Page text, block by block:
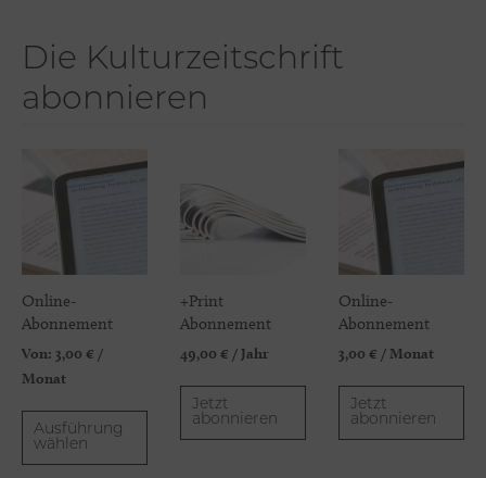
Die Kulturzeitschrift
abonnieren
Online-
Abonnement
Von: 3,00 € /
Monat
Ausführung
wählen
+Print
Abonnement
49,00 € / Jahr
Jetzt
abonnieren
Online-
Abonnement
3,00 € / Monat
Jetzt
abonnieren